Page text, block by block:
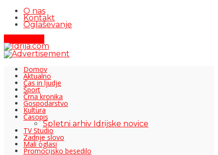
O nas
Kontakt
Oglaševanje
Domov
Aktualno
Čas in ljudje
Šport
Črna kronika
Gospodarstvo
Kultura
Časopis
Spletni arhiv Idrijske novice
TV Studio
Zadnje slovo
Mali oglasi
Promocijsko besedilo